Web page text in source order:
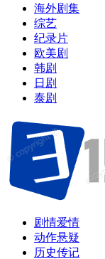
海外剧集
综艺
纪录片
欧美剧
韩剧
日剧
泰剧
剧情爱情
动作悬疑
历史传记